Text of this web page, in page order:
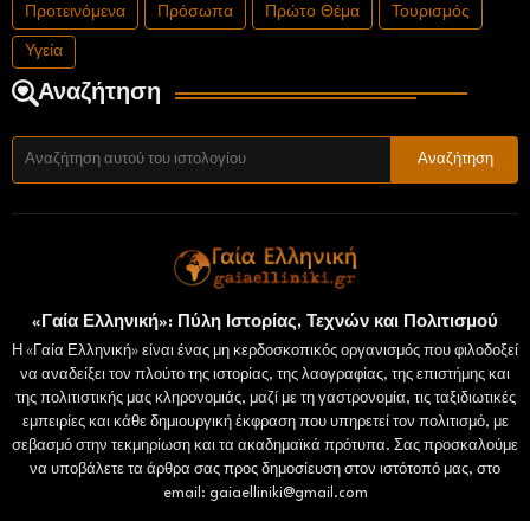
Προτεινόμενα Πρόσωπα Πρώτο Θέμα Τουρισμός
Υγεία
Αναζήτηση
«Γαία Ελληνική»: Πύλη Ιστορίας, Τεχνών και Πολιτισμού
Η «Γαία Ελληνική» είναι ένας μη κερδοσκοπικός οργανισμός που φιλοδοξεί
να αναδείξει τον πλούτο της ιστορίας, της λαογραφίας, της επιστήμης και
της πολιτιστικής μας κληρονομιάς, μαζί με τη γαστρονομία, τις ταξιδιωτικές
εμπειρίες και κάθε δημιουργική έκφραση που υπηρετεί τον πολιτισμό, με
σεβασμό στην τεκμηρίωση και τα ακαδημαϊκά πρότυπα. Σας προσκαλούμε
να υποβάλετε τα άρθρα σας προς δημοσίευση στον ιστότοπό μας, στο
email: gaiaelliniki@gmail.com